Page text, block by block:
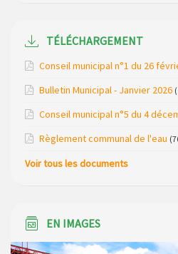
Modification de gestion du
bungalows bois, ses chalets et sa
Loubaresse le vendredi 20 mars
2026
TÉLÉCHARGEMENT
Conseil municipal n°1 du 26
Bulletin Municipal - Janvier 2026
Conseil municipal n°5 du 4
Règlement communal de l'eau
Voir tous les documents
EN IMAGES